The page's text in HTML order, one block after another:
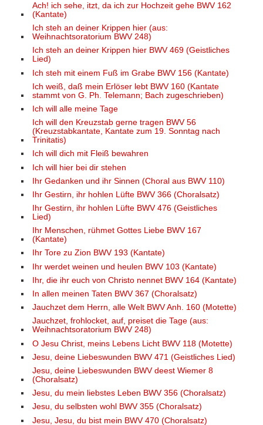
Ach! ich sehe, itzt, da ich zur Hochzeit gehe BWV 162
(Kantate)
Ich steh an deiner Krippen hier (aus:
Weihnachtsoratorium BWV 248)
Ich steh an deiner Krippen hier BWV 469 (Geistliches
Lied)
Ich steh mit einem Fuß im Grabe BWV 156 (Kantate)
Ich weiß, daß mein Erlöser lebt BWV 160 (Kantate
stammt von G. Ph. Telemann; Bach zugeschrieben)
Ich will alle meine Tage
Ich will den Kreuzstab gerne tragen BWV 56
(Kreuzstabkantate, Kantate zum 19. Sonntag nach
Trinitatis)
Ich will dich mit Fleiß bewahren
Ich will hier bei dir stehen
Ihr Gedanken und ihr Sinnen (Choral aus BWV 110)
Ihr Gestirn, ihr hohlen Lüfte BWV 366 (Choralsatz)
Ihr Gestirn, ihr hohlen Lüfte BWV 476 (Geistliches
Lied)
Ihr Menschen, rühmet Gottes Liebe BWV 167
(Kantate)
Ihr Tore zu Zion BWV 193 (Kantate)
Ihr werdet weinen und heulen BWV 103 (Kantate)
Ihr, die ihr euch von Christo nennet BWV 164 (Kantate)
In allen meinen Taten BWV 367 (Choralsatz)
Jauchzet dem Herrn, alle Welt BWV Anh. 160 (Motette)
Jauchzet, frohlocket, auf, preiset die Tage (aus:
Weihnachtsoratorium BWV 248)
O Jesu Christ, meins Lebens Licht BWV 118 (Motette)
Jesu, deine Liebeswunden BWV 471 (Geistliches Lied)
Jesu, deine Liebeswunden BWV deest Wiemer 8
(Choralsatz)
Jesu, du mein liebstes Leben BWV 356 (Choralsatz)
Jesu, du selbsten wohl BWV 355 (Choralsatz)
Jesu, Jesu, du bist mein BWV 470 (Choralsatz)